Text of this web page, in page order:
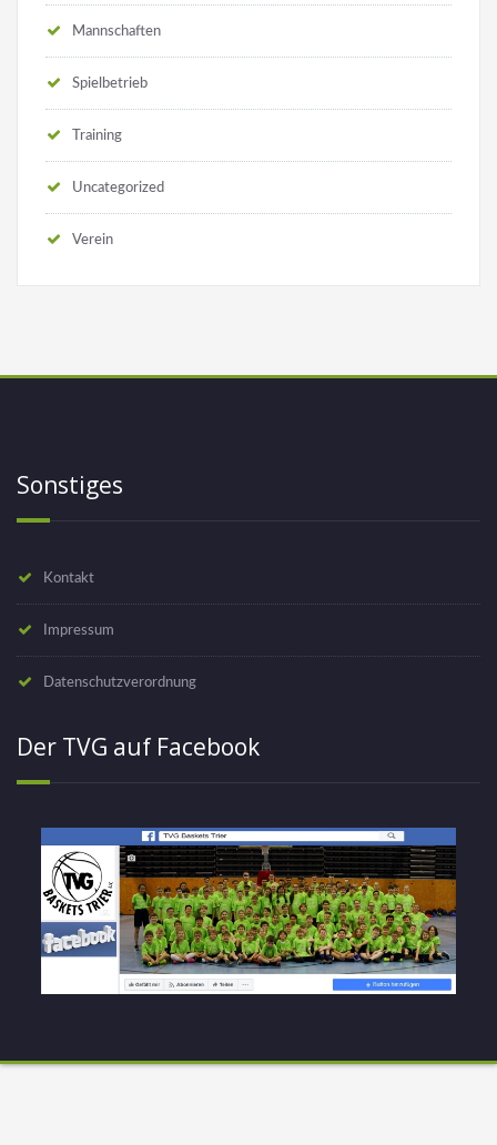
Mannschaften
Spielbetrieb
Training
Uncategorized
Verein
Sonstiges
Kontakt
Impressum
Datenschutzverordnung
Der TVG auf Facebook